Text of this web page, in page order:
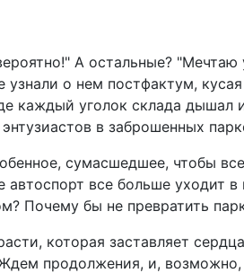
А остальные?
о нем постфактум,
каждый уголок склада дышал
в заброшенных
сумасшедшее, чтобы
все больше уходит в
Почему бы не превратить
которая заставляет
продолжения, и,